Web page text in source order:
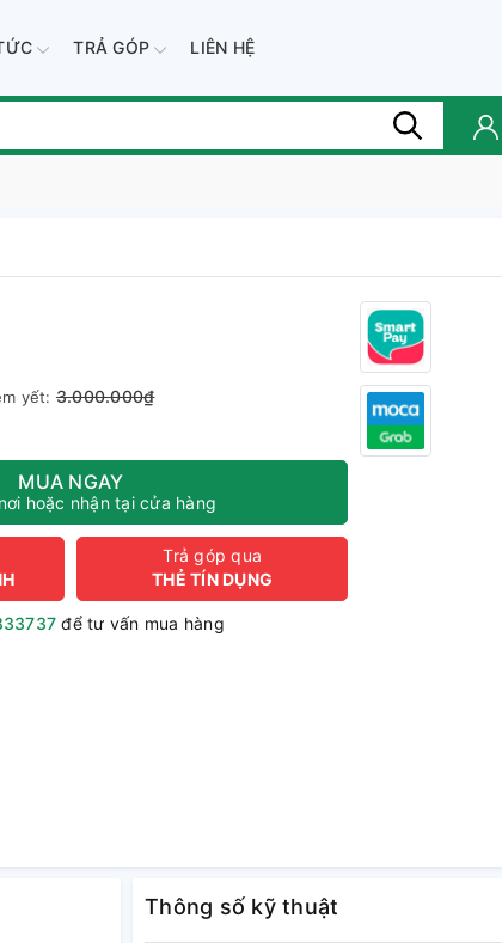
TRẢ GÓP LIÊN HỆ
yết: 3.000.000₫
MUA NGAY
hoặc nhận tại cửa hàng
Trả góp qua
THẺ TÍN DỤNG
để tư vấn mua hàng
Thông số kỹ thuật